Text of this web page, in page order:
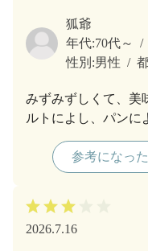
狐爺
年代:70代～
性別:男性
みずみずしくて、美
ルトによし、パンに
参考になった
2026.7.16